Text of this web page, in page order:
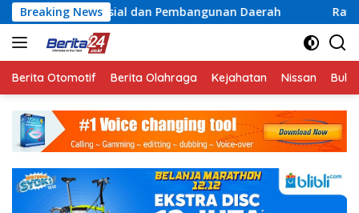
Langsung
ke
konten
Breaking News
dan Pembangunan Daerah Rayakan Semangat
Berita Otomotif Berita Olahraga Kejahatan Nissan